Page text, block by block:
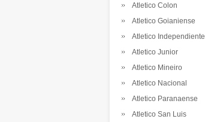
Atletico Colon
Atletico Goianiense
Atletico Independiente
Atletico Junior
Atletico Mineiro
Atletico Nacional
Atletico Paranaense
Atletico San Luis